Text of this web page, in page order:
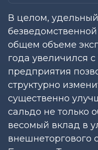
В целом,
общем объеме
года увеличился с
предприятия
структурно
существенно
сальдо не только
весомый вклад в
внешнеторгового